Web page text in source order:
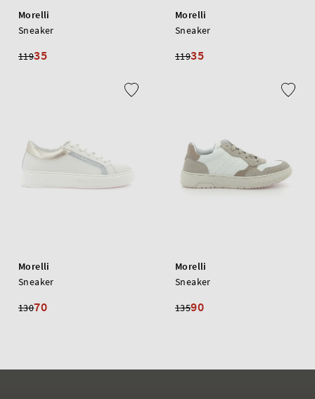
Morelli
Sneaker
11935
Morelli
Sneaker
11935
Morelli
Sneaker
13070
Morelli
Sneaker
13590